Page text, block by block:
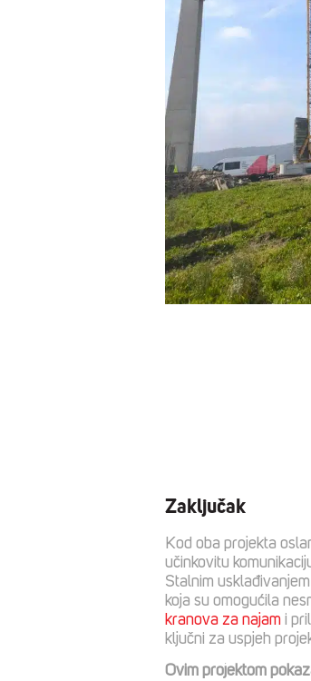
Zaključak
Kod oba projekta
učinkovitu
Stalnim
koja su omogućila
kranova za najam i
ključni za uspjeh
Ovim projektom